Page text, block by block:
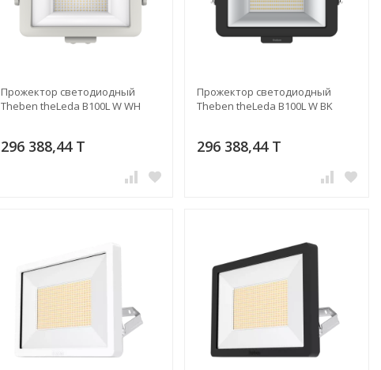
Прожектор светодиодный
Theben theLeda B100L W WH
296 388,44 T
Прожектор светодиодный
Theben theLeda B100L W BK
296 388,44 T